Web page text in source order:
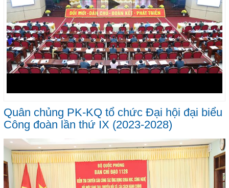
Quân chủng PK-KQ tổ chức Đại hội đại biểu
Công đoàn lần thứ IX (2023-2028)